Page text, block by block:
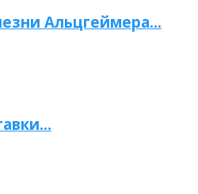
Альцгеймера…